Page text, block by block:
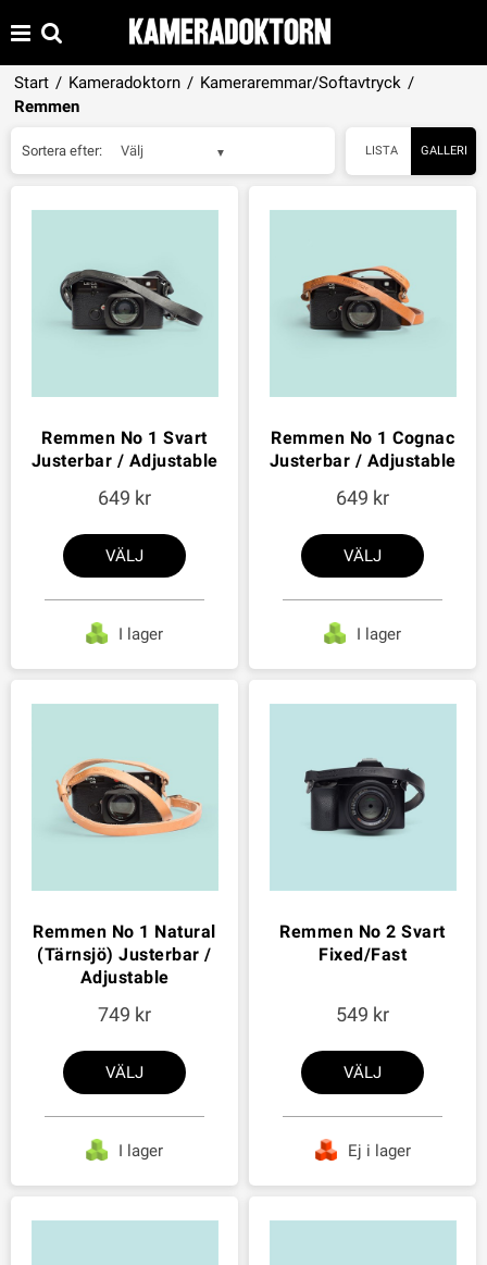
Start / Kameradoktorn / Kameraremmar/Softavtryck /
Remmen
LISTA GALLERI
Sortera efter: Välj
Remmen No 1 Svart
Justerbar / Adjustable
649
VÄLJ
I lager
Remmen No 1 Cognac
Justerbar / Adjustable
649
VÄLJ
I lager
Remmen No 1 Natural
(Tärnsjö) Justerbar /
Adjustable
749
VÄLJ
I lager
Remmen No 2 Svart
Fixed/Fast
549
VÄLJ
Ej i lager